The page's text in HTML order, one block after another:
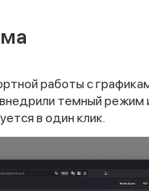
работы с
темный режим
в один клик.